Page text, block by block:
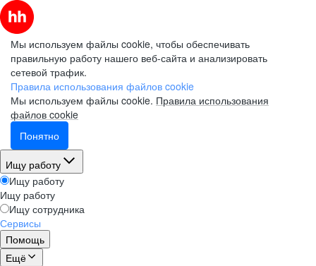
Мы используем файлы cookie, чтобы обеспечивать
правильную работу нашего веб-сайта и анализировать
сетевой трафик.
Правила использования файлов cookie
Мы используем файлы cookie. Правила использования
файлов cookie
Понятно
Ищу работу
Ищу работу
Ищу работу
Ищу сотрудника
Сервисы
Помощь
Ещё